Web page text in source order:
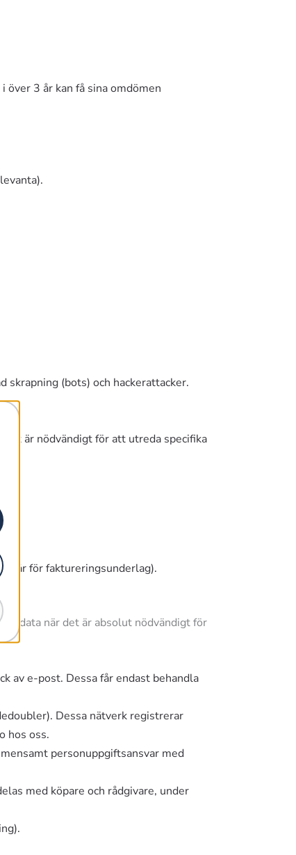
3 år kan få sina omdömen
skrapning (bots) och hackerattacker.
är nödvändigt för att utreda specifika
7 år för faktureringsunderlag).
data när det är absolut nödvändigt för
av e-post. Dessa får endast behandla
Dessa nätverk registrerar
hos oss.
personuppgiftsansvar med
med köpare och rådgivare, under